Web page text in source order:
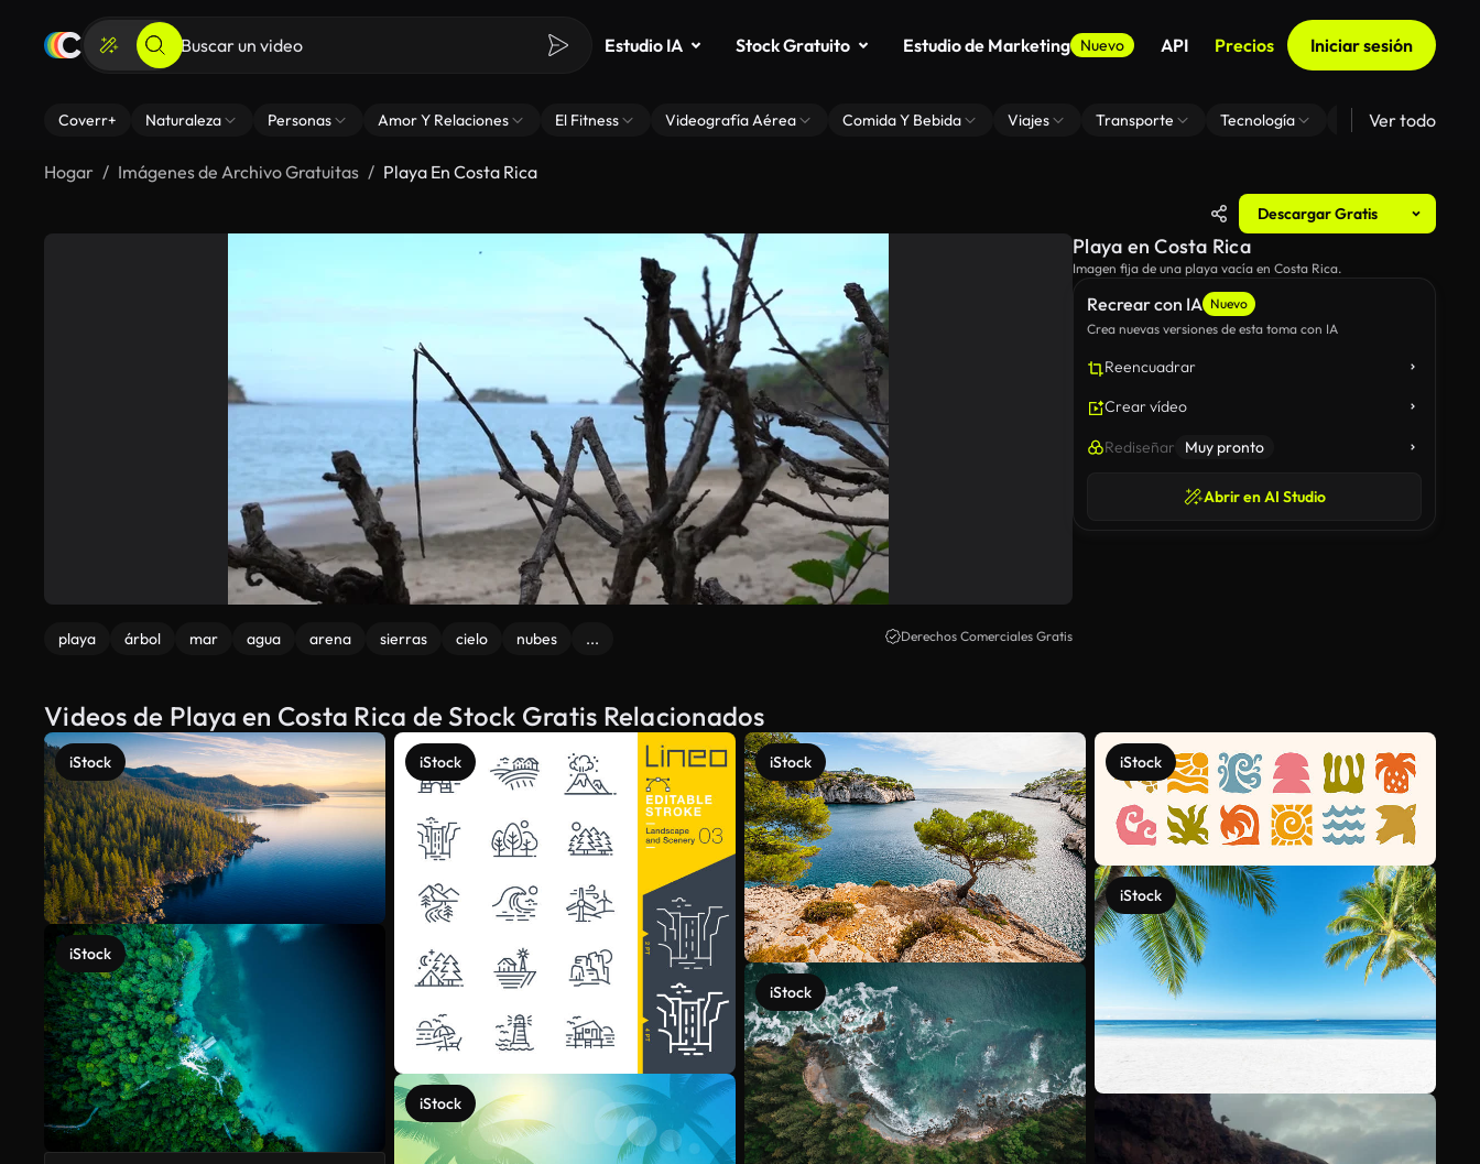
Estudio IA Stock Gratuito Estudio de Marketing Nuevo API Precios Iniciar sesión
Coverr+ Naturaleza Personas Amor Y Relaciones El Fitness Videografía Aérea Comida Y Bebida Viajes Transporte Tecnología Zoom De Fondo
Ver todo
Hogar Imágenes de Archivo Gratuitas Playa En Costa Rica
Descargar Gratis
playa árbol mar agua arena sierras cielo nubes ... Derechos Comerciales Gratis
Recrear con IA Nuevo
Crea nuevas versiones de esta toma con IA
Reencuadrar
Crear vídeo
Rediseñar Muy pronto
Abrir en AI Studio
Playa en Costa Rica
Imagen fija de una playa vacía en Costa Rica.
Videos de Playa en Costa Rica de Stock Gratis Relacionados
iStock
iStock
iStock
iStock
iStock
iStock
iStock
iStock